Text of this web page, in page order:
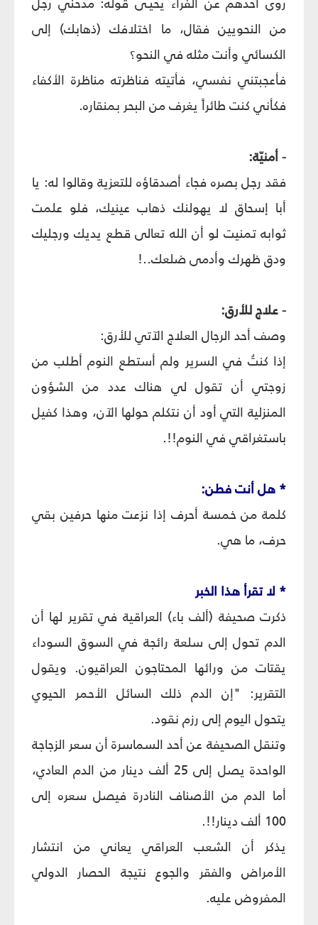
من النحويين فقال، ما اختلافك (ذهابك) إلى
الكسائي وأنت مثله في النحو؟
فأعجبتني نفسي، فأتيته فناظرته مناظرة الأكفاء
فكأني كنت طائراً يغرف من البحر بمنقاره.
- أمنيّة:
فقد رجل بصره فجاء أصدقاؤه للتعزية وقالوا له: يا
أبا إسحاق لا يهولنك ذهاب عينيك، فلو علمت
ثوابه تمنيت لو أن الله تعالى قطع يديك ورجليك
ودق ظهرك وأدمى ضلعك..!
- علاج للأرق:
وصف أحد الرجال العلاج الآتي للأرق:
إذا كنتُ في السرير ولم أستطع النوم أطلب من
زوجتي أن تقول لي هناك عدد من الشؤون
المنزلية التي أود أن نتكلم حولها الآن، وهذا كفيل
باستغراقي في النوم!!.
* هل أنت فطن:
كلمة من خمسة أحرف إذا نزعت منها حرفين بقي
حرف، ما هي.
* لا تقرأ هذا الخبر
ذكرت صحيفة (ألف باء) العراقية في تقرير لها أن
الدم تحول إلى سلعة رائجة في السوق السوداء
يقتات من ورائها المحتاجون العراقيون. ويقول
التقرير: "إن الدم ذلك السائل الأحمر الحيوي
يتحول اليوم إلى رزم نقود.
وتنقل الصحيفة عن أحد السماسرة أن سعر الزجاجة
الواحدة يصل إلى 25 ألف دينار من الدم العادي،
أما الدم من الأصناف النادرة فيصل سعره إلى
100 ألف دينار!!.
يذكر أن الشعب العراقي يعاني من انتشار
الأمراض والفقر والجوع نتيجة الحصار الدولي
المفروض عليه.